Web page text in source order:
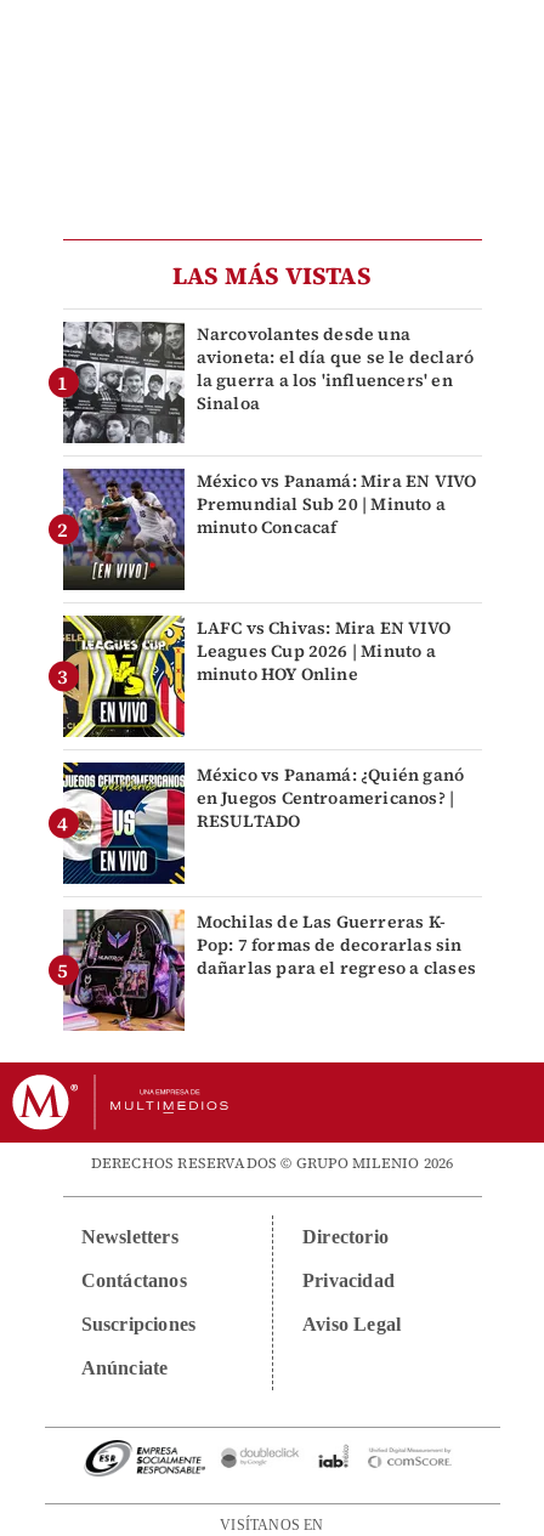
LAS MÁS VISTAS
Narcovolantes desde una
avioneta: el día que se le declaró
la guerra a los 'influencers' en
Sinaloa
México vs Panamá: Mira EN VIVO
Premundial Sub 20 | Minuto a
minuto Concacaf
LAFC vs Chivas: Mira EN VIVO
Leagues Cup 2026 | Minuto a
minuto HOY Online
México vs Panamá: ¿Quién ganó
en Juegos Centroamericanos? |
RESULTADO
Mochilas de Las Guerreras K-
Pop: 7 formas de decorarlas sin
dañarlas para el regreso a clases
DERECHOS RESERVADOS © GRUPO MILENIO 2026
Newsletters
Contáctanos
Suscripciones
Anúnciate
Directorio
Privacidad
Aviso Legal
VISÍTANOS EN